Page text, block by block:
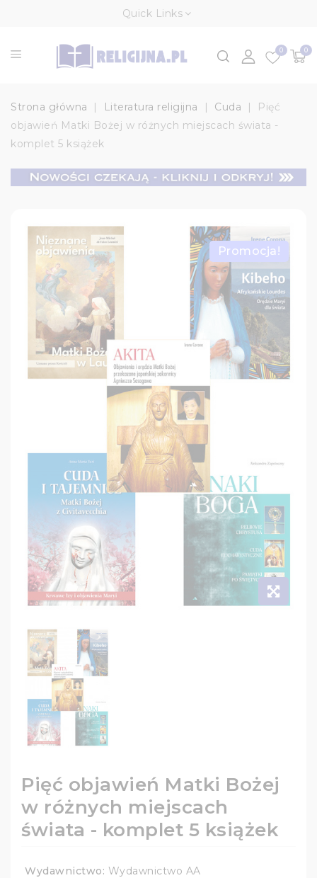
Quick Links
0
0
Strona główna Literatura religijna Cuda
Pięć
objawień Matki Bożej w różnych miejscach świata -
komplet 5 książek
Promocja!
Pięć objawień Matki Bożej
w różnych miejscach
świata - komplet 5 książek
Wydawnictwo: Wydawnictwo AA